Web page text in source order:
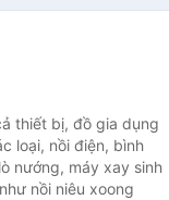
thiết bị, đồ gia dụng
loại, nồi điện, bình
nướng, máy xay sinh
nồi niêu xoong